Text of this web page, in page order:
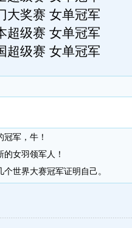
奖赛 女单冠军
级赛 女单冠军
级赛 女单冠军
军，牛！
女羽领军人！
世界大赛冠军证明自己。